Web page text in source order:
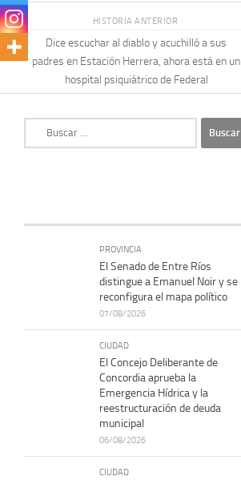
HISTORIA ANTERIOR
Dice escuchar al diablo y acuchilló a sus
padres en Estación Herrera, ahora está en un
hospital psiquiátrico de Federal
PROVINCIA
El Senado de Entre Ríos
distingue a Emanuel Noir y se
reconfigura el mapa político
07/08/2026
CIUDAD
El Concejo Deliberante de
Concordia aprueba la
Emergencia Hídrica y la
reestructuración de deuda
municipal
06/08/2026
CIUDAD